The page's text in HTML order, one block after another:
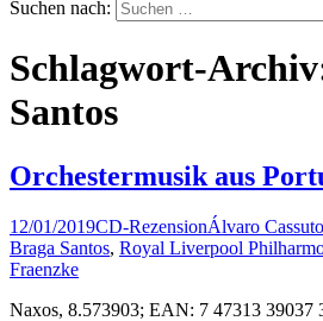
Suchen nach:
Schlagwort-
Santos
Orchestermusik aus
12/01/2019CD-RezensionÁlvaro Cassuto
Braga Santos, Royal Liverpool
Fraenzke
Naxos, 8.573903; EAN: 7 47313 39037